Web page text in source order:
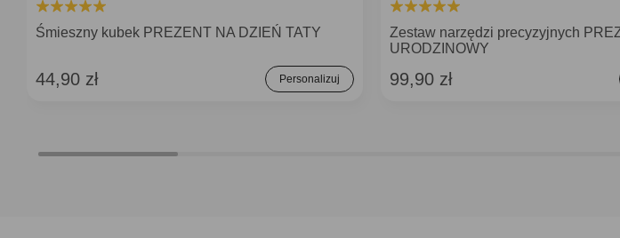
Śmieszny kubek PREZENT NA DZIEŃ TATY
44,90 zł Personalizuj
Zestaw narzędzi precyzyjnych
URODZINOWY
99,90 zł